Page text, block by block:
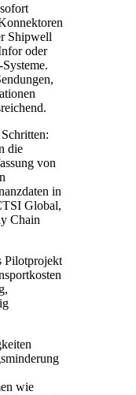
Shipwell
oder
die
von
in
Global,
Chain
Pilotprojekt
wie